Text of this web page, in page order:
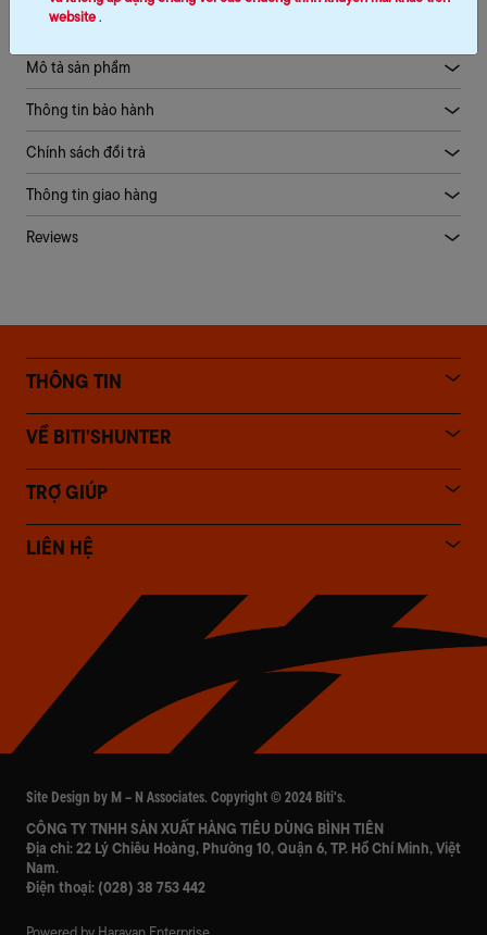
Mô tả sản phẩm
Thông tin bảo hành
Chính sách đổi trả
Thông tin giao hàng
Reviews
THÔNG TIN
VỀ BITI’SHUNTER
TRỢ GIÚP
LIÊN HỆ
Site Design by M – N Associates. Copyright © 2024 Biti's.
CÔNG TY TNHH SẢN XUẤT HÀNG TIÊU DÙNG BÌNH TIÊN
Địa chỉ: 22 Lý Chiêu Hoàng, Phường 10, Quận 6, TP. Hồ Chí Minh, Việt
Nam.
Điện thoại: (028) 38 753 442
website.